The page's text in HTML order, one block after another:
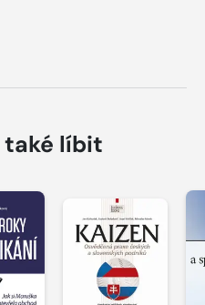
také líbit